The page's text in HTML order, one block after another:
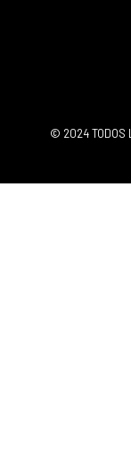
© 2024 TODOS